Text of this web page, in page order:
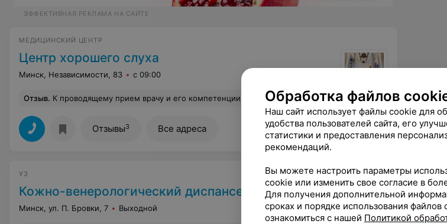
ЭФФЕКТИВНАЯ РЕКЛАМА НА САЙТЕ
МЕДИЦИНСКИЙ ЦЕНТР
Центр хорошего слуха
Минск, Независимости, 83 с 09:00
Отзыв. К проводящему прием врачу и его компетенции у меня вопросов нет. Вопросы к отношению к клиентам: пришла за минут 7 до приёма, администратор попросила паспорт, чтобы внести данные. За несколько минут до приема у администратора зазвонил телефон и она начала проводить полномасштабную консультацию. Когда пришло уже минут 14 с моего прихода и 7 минут приема и моего времени, отведенного на визит к врачу, я подошла уже с небольшим раздражением к администратору за уточнением, сколько еще ждать, и увидела, что мой паспорт лежит закрытым вообще где-то мимо. То есть отношение, что я подожду, хоть пришла до тел консультации с др клиентом, и опоздаю везде удовлетворяет руководство??? Еще
Отзывы3 Все адреса
УЗ
Кожно-венерологический диспансер
Минск, ул. П. Бровки, 7 Выходной
Обработка файлов
Наш сайт использует файлы cookie для
удобства пользователей сайта, его
статистики и предоставления
рекомендаций.
Вы можете настроить параметры
cookie или изменить свое согласие в
Для получения дополнительной
сроках и порядке использования
ознакомиться с нашей Политикой